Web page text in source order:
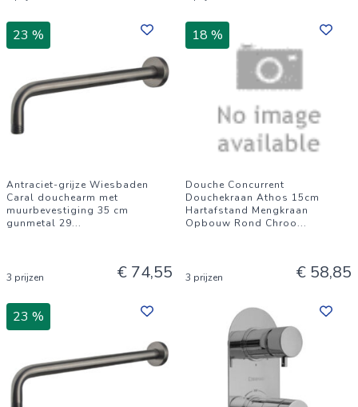
23 %
Antraciet-grijze Wiesbaden
Caral douchearm met
muurbevestiging 35 cm
gunmetal 29...
3 prijzen € 74,55
18 %
Douche Concurrent
Douchekraan Athos 15cm
Hartafstand Mengkraan
Opbouw Rond Chroo...
3 prijzen € 58,85
23 %